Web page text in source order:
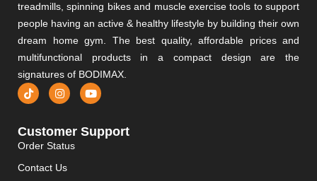
treadmills, spinning bikes and muscle exercise tools to support
people having an active & healthy lifestyle by building their own
dream home gym. The best quality, affordable prices and
multifunctional products in a compact design are the
signatures of BODIMAX.
Customer Support
Order Status
Contact Us